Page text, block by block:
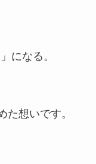
になる。
た想いです。